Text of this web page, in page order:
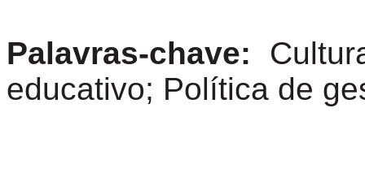
Palavras-chave:
educativo; Política de